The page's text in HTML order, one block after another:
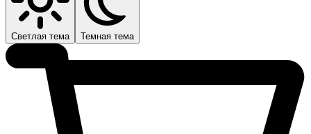
Светлая тема Темная тема